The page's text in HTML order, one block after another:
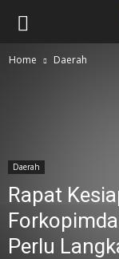
Home Daerah
Daerah
Rapat
Perlu